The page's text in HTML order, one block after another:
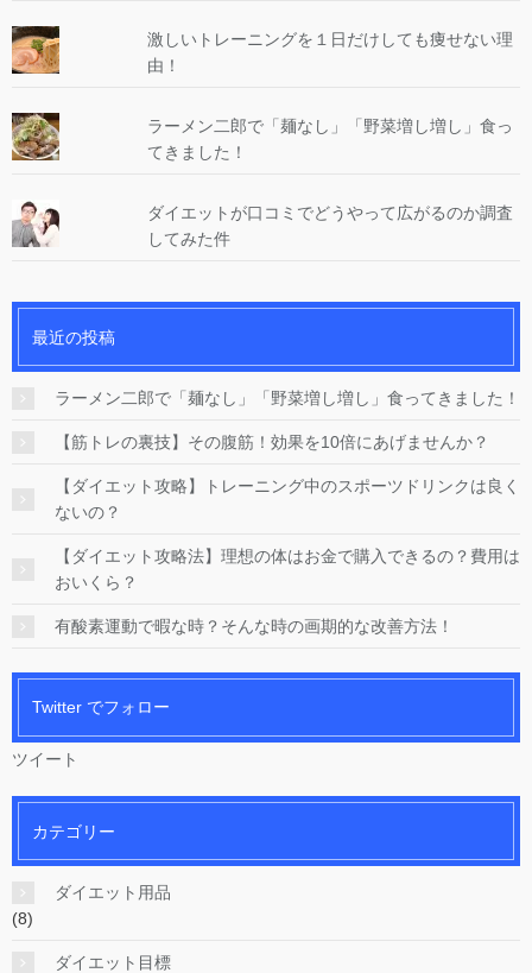
激しいトレーニングを１日だけしても痩せない理
由！
ラーメン二郎で「麺なし」「野菜増し増し」食っ
てきました！
ダイエットが口コミでどうやって広がるのか調査
してみた件
最近の投稿
ラーメン二郎で「麺なし」「野菜増し増し」食ってきました！
【筋トレの裏技】その腹筋！効果を10倍にあげませんか？
【ダイエット攻略】トレーニング中のスポーツドリンクは良く
ないの？
【ダイエット攻略法】理想の体はお金で購入できるの？費用は
おいくら？
有酸素運動で暇な時？そんな時の画期的な改善方法！
Twitter でフォロー
ツイート
カテゴリー
ダイエット用品
(8)
ダイエット目標